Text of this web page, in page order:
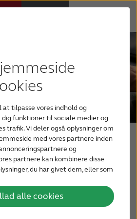
at tilpasse vores indhold og
dig funktioner til sociale medier og
trafik. Vi deler også oplysninger om
med vores partnere inden
og
partnere kan kombinere disse
du har givet dem, eller som
alle cookies
hjælp til
ReSound